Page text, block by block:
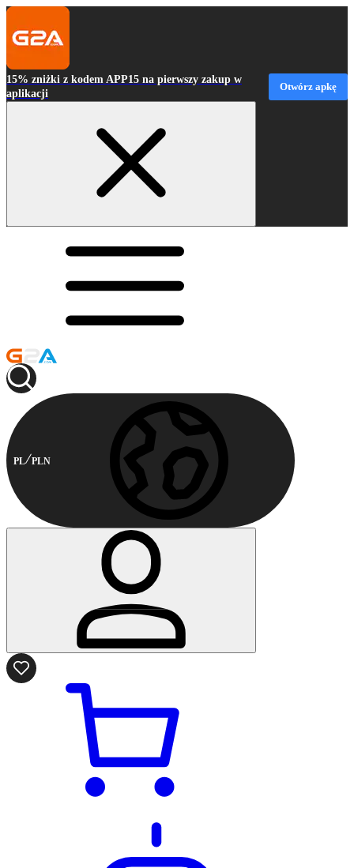
15% zniżki z kodem APP15 na pierwszy zakup w
aplikacji
Otwórz apkę
PL PLN